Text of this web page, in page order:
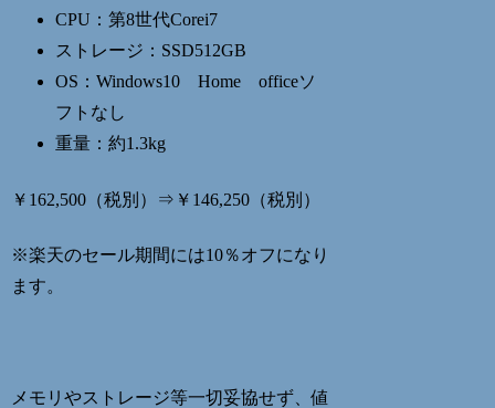
CPU：第8世代Corei7
ストレージ：SSD512GB
OS：Windows10 Home officeソ
フトなし
重量：約1.3kg
￥162,500（税別）⇒￥146,250（税別）
※楽天のセール期間には10％オフになり
ます。
メモリやストレージ等一切妥協せず、値